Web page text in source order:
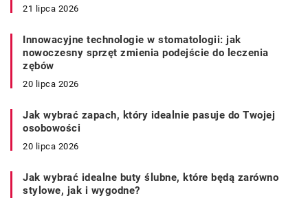
21 lipca 2026
Innowacyjne technologie w stomatologii: jak
nowoczesny sprzęt zmienia podejście do leczenia
zębów
20 lipca 2026
Jak wybrać zapach, który idealnie pasuje do Twojej
osobowości
20 lipca 2026
Jak wybrać idealne buty ślubne, które będą zarówno
stylowe, jak i wygodne?